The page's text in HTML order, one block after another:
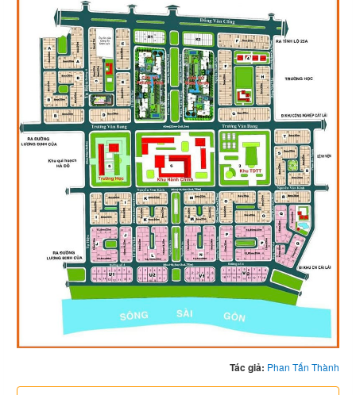
Tác giả: Phan Tấn Thành